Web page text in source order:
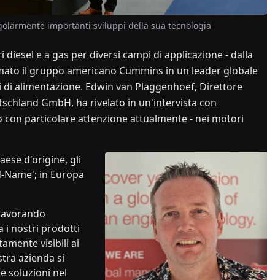
importanti sviluppi della sua tecnologia
e a gas per diversi campi di applicazione - dalla
il gruppo americano Cummins in un leader globale
alimentazione. Edwin van Plaggenhoef, Direttore
GmbH, ha rivelato in un'intervista con
con particolare attenzione attualmente - nei motori
d'origine, gli
in Europa
i nostri prodotti
visibili ai
azienda si
soluzioni nel